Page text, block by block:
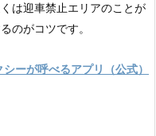
は迎車禁止エリアのことが
のがコツです。
ーが呼べるアプリ（公式）